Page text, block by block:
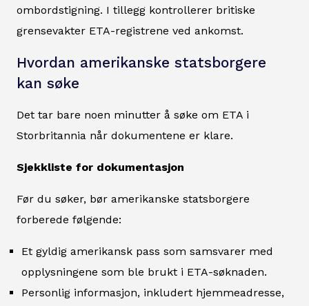
ombordstigning. I tillegg kontrollerer britiske
grensevakter ETA-registrene ved ankomst.
Hvordan amerikanske statsborgere
kan søke
Det tar bare noen minutter å søke om ETA i
Storbritannia når dokumentene er klare.
Sjekkliste for dokumentasjon
Før du søker, bør amerikanske statsborgere
forberede følgende:
Et gyldig amerikansk pass som samsvarer med
opplysningene som ble brukt i ETA-søknaden.
Personlig informasjon, inkludert hjemmeadresse,